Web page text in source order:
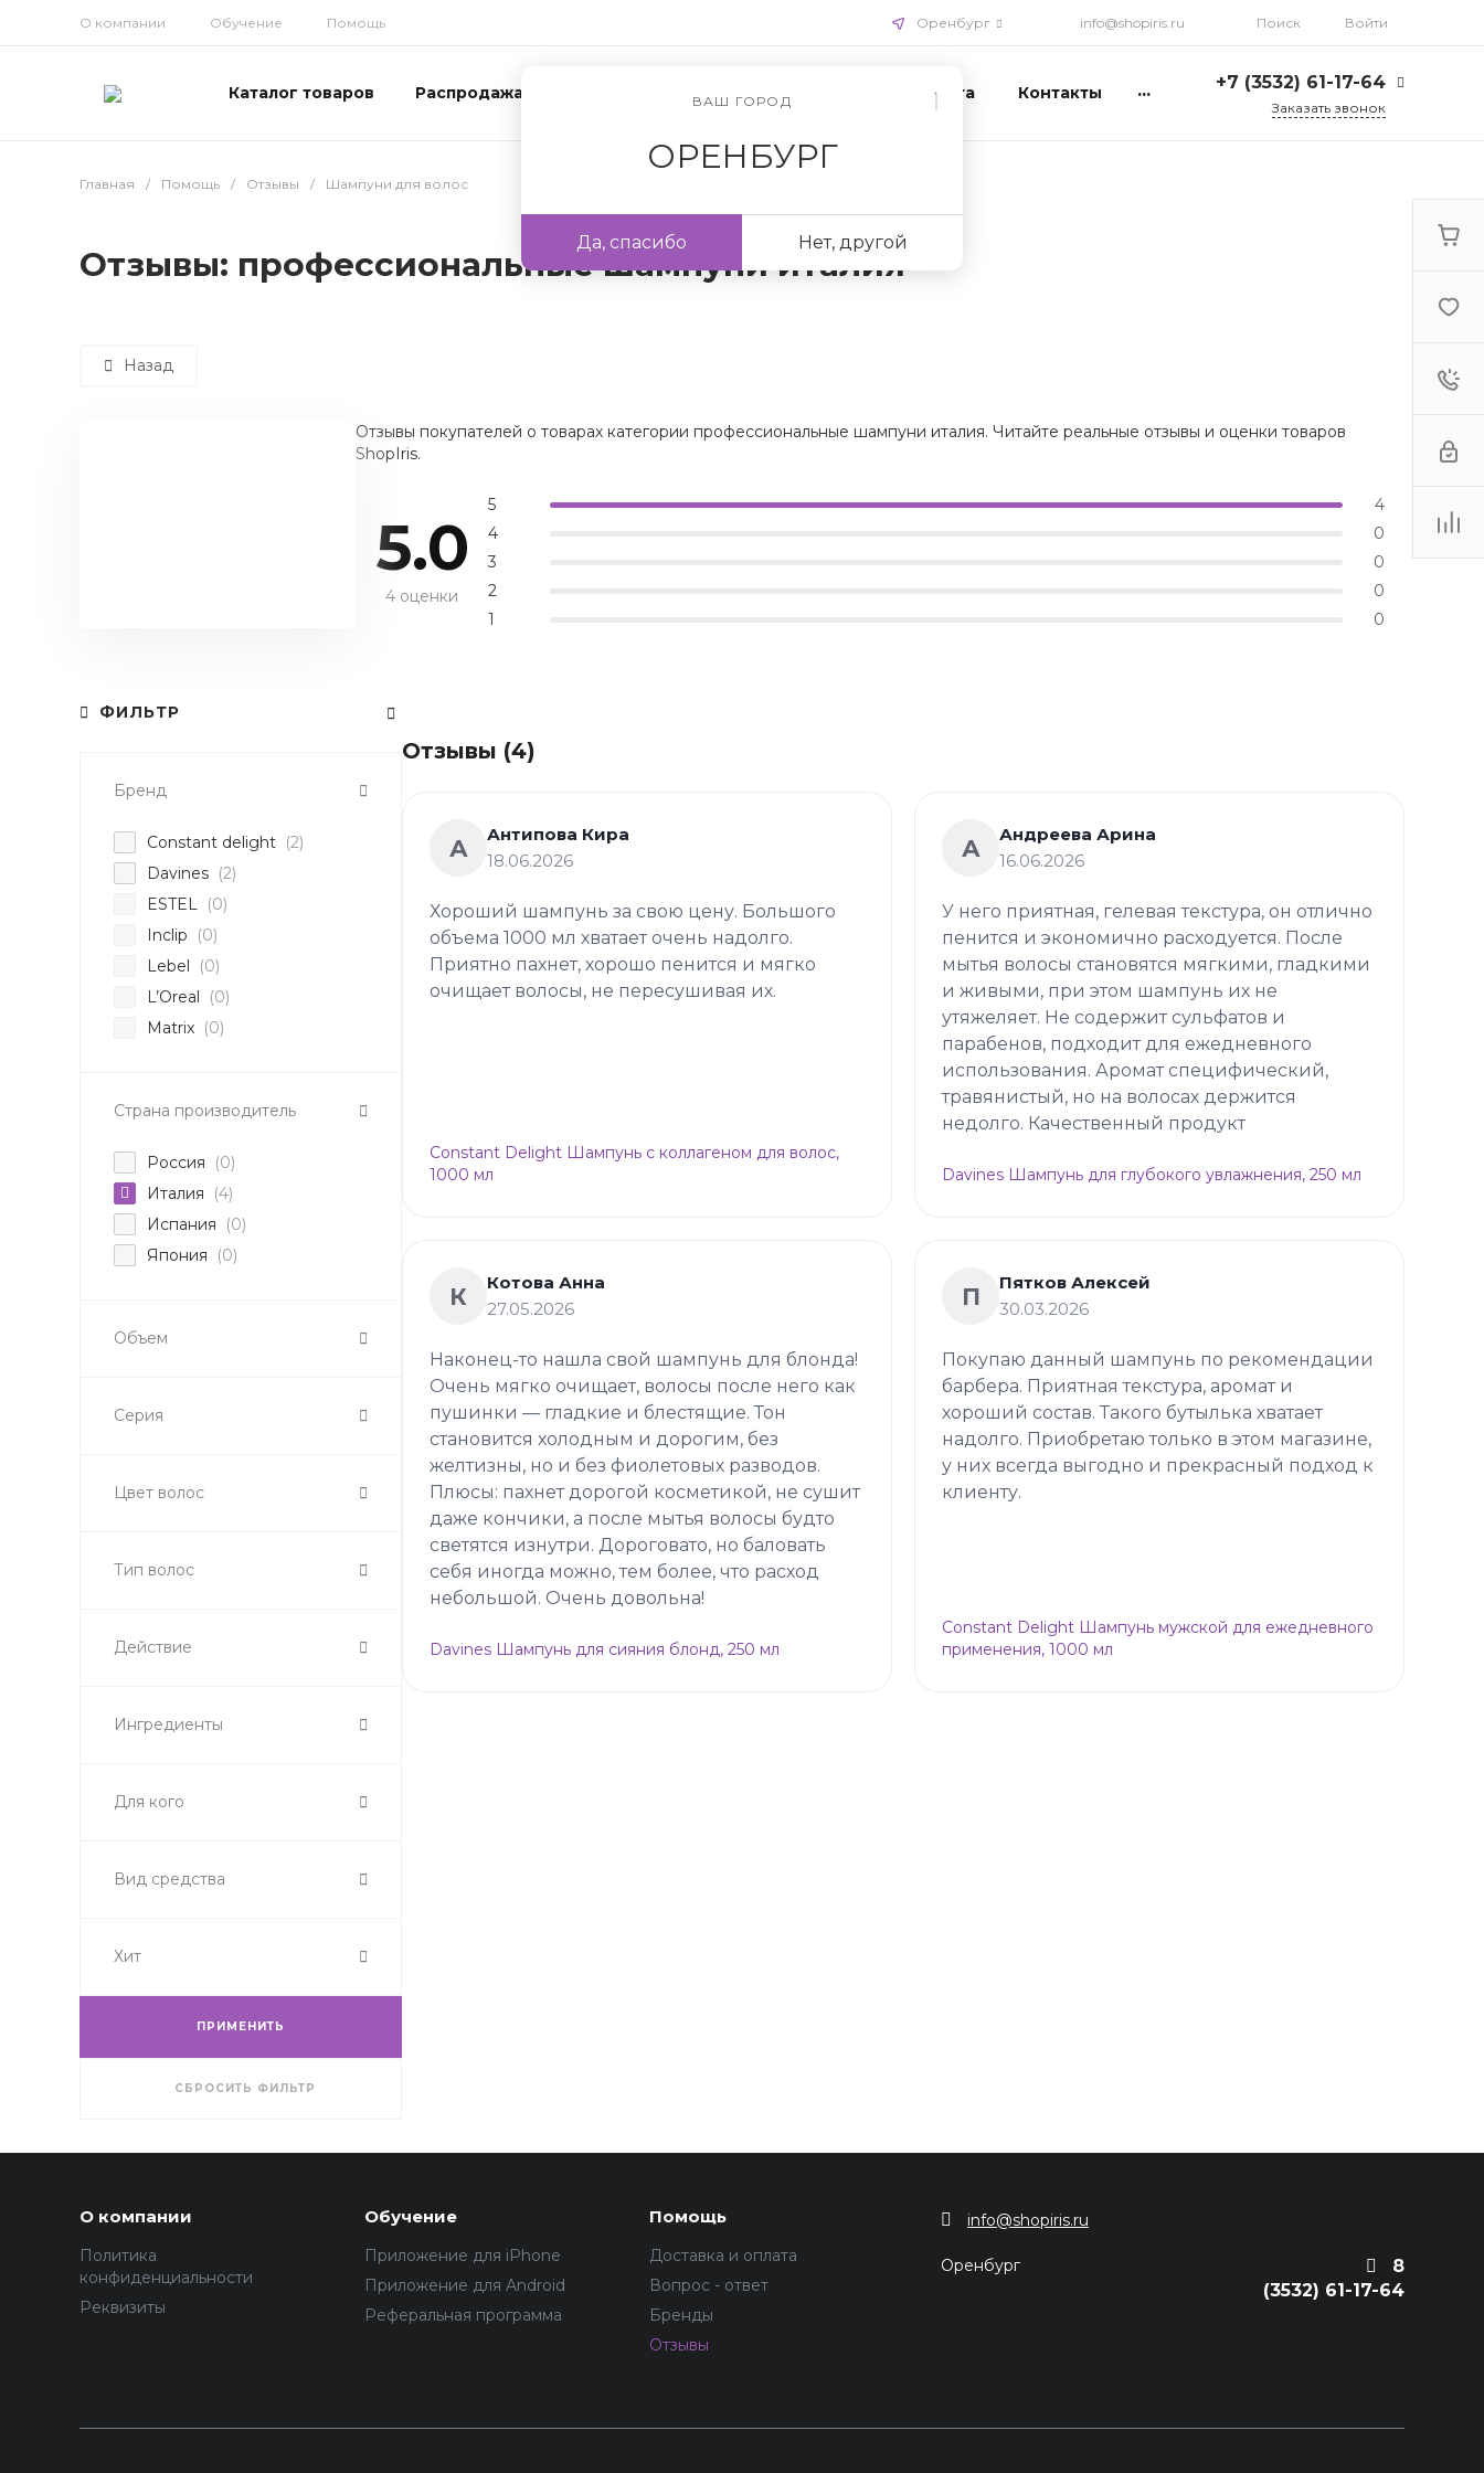
О компании Обучение Помощь Оренбург
ВАШ ГОРОД
ОРЕНБУРГ
Да, спасибо Нет, другой
info@shopiris.ru Поиск Войти
Каталог товаров Распродажа Схемы ухода Доставка и оплата Контакты ... +7 (3532) 61-17-64
+7 (922) 841-83-98
Заказать звонок
Главная / Помощь / Отзывы / Шампуни для волос
Отзывы: профессиональные шампуни италия
Назад
Отзывы покупателей о товарах категории профессиональные шампуни италия. Читайте реальные отзывы и оценки товаров
ShopIris.
5.0
4 оценки
5
4
4
0
3
0
2
0
1
0
ФИЛЬТР
Бренд
Constant delight (2)
Davines (2)
ESTEL
(0)
Inclip
(0)
Lebel
(0)
L’Oreal
(0)
Matrix (0)
Страна производитель
Россия
(0)
Италия
(4)
Испания
(0)
Япония
(0)
Объем
Серия
Цвет волос
Тип волос
Действие
Ингредиенты
Для кого
Вид средства
Хит
ПРИМЕНИТЬ
СБРОСИТЬ ФИЛЬТР
Отзывы (4)
А
Антипова Кира
18.06.2026
Хороший шампунь за свою цену. Большого
объема 1000 мл хватает очень надолго.
Приятно пахнет, хорошо пенится и мягко
очищает волосы, не пересушивая их.
Constant Delight Шампунь с коллагеном для волос,
1000 мл
А
Андреева Арина
16.06.2026
У него приятная, гелевая текстура, он отлично
пенится и экономично расходуется. После
мытья волосы становятся мягкими, гладкими
и живыми, при этом шампунь их не
утяжеляет. Не содержит сульфатов и
парабенов, подходит для ежедневного
использования. Аромат специфический,
травянистый, но на волосах держится
недолго. Качественный продукт
Davines Шампунь для глубокого увлажнения, 250 мл
К
Котова Анна
27.05.2026
Наконец-то нашла свой шампунь для блонда!
Очень мягко очищает, волосы после него как
пушинки — гладкие и блестящие. Тон
становится холодным и дорогим, без
желтизны, но и без фиолетовых разводов.
Плюсы: пахнет дорогой косметикой, не сушит
даже кончики, а после мытья волосы будто
светятся изнутри. Дороговато, но баловать
себя иногда можно, тем более, что расход
небольшой. Очень довольна!
Davines Шампунь для сияния блонд, 250 мл
П
Пятков Алексей
30.03.2026
Покупаю данный шампунь по рекомендации
барбера. Приятная текстура, аромат и
хороший состав. Такого бутылька хватает
надолго. Приобретаю только в этом магазине,
у них всегда выгодно и прекрасный подход к
клиенту.
Constant Delight Шампунь мужской для ежедневного
применения, 1000 мл
О компании
Политика
конфиденциальности
Реквизиты
Обучение
Приложение для iPhone
Приложение для Android
Реферальная программа
Помощь
Доставка и оплата
Вопрос - ответ
Бренды
Отзывы
info@shopiris.ru
Оренбург
8
(3532) 61-17-64